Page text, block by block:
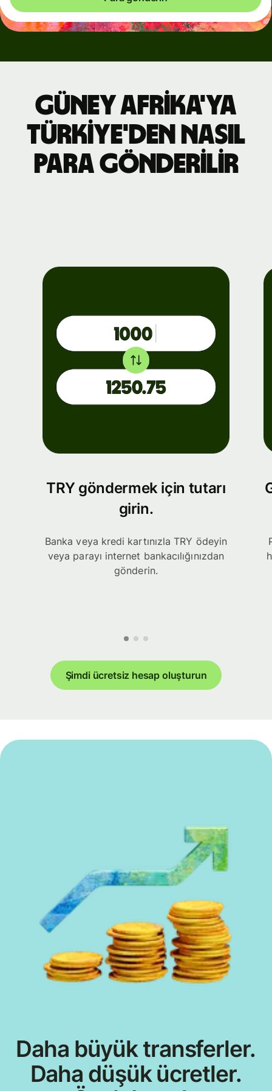
Güney Afrika'ya
Türkiye'den nasıl
para gönderilir
TRY göndermek için tutarı
girin.
Banka veya kredi kartınızla TRY ödeyin
veya parayı internet bankacılığınızdan
gönderin.
Şimdi ücretsiz hesap oluşturun
Daha büyük transferler.
Daha düşük ücretler.